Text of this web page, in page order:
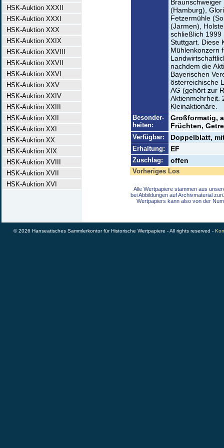
HSK-Auktion XXXII
HSK-Auktion XXXI
HSK-Auktion XXX
HSK-Auktion XXIX
HSK-Auktion XXVIII
HSK-Auktion XXVII
HSK-Auktion XXVI
HSK-Auktion XXV
HSK-Auktion XXIV
HSK-Auktion XXIII
HSK-Auktion XXII
HSK-Auktion XXI
HSK-Auktion XX
HSK-Auktion XIX
HSK-Auktion XVIII
HSK-Auktion XVII
HSK-Auktion XVI
(Hamburg),
Fetzermühle
(Jarmen),
schließlich 1999
Stuttgart. Diese
Mühlenkonzern
nachdem die
Bayerischen
österreichische
AG (gehört zur
Aktienmehrheit.
Kleinaktionäre.
Besonder-
heiten:
Großformatig,
Früchten,
Verfügbar: Doppelblatt,
Erhaltung: EF
Zuschlag: offen
Vorheriges Los
Alle Wertpapiere stammen aus
bei Abbildungen auf Archivmaterial
Wertpapiers kann also von der
© 2026 Hanseatisches Sammlerkontor für Historische Wertpapiere - All rights reserved -